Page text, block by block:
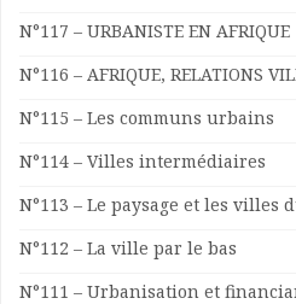
N°117 – URBANISTE EN AFRIQUE
N°116 – AFRIQUE, RELATIONS
N°115 – Les communs urbains
N°114 – Villes intermédiaires
N°113 – Le paysage et les villes
N°112 – La ville par le bas
N°111 – Urbanisation et